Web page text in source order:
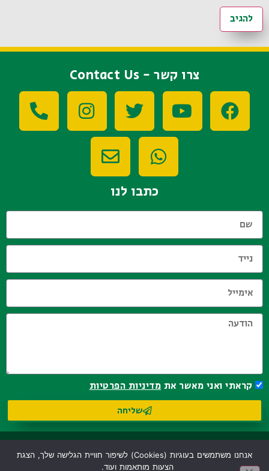
צרו קשר - Contact Us
כתבו לנו
קראתי ואני מאשר את מדיניות הפרטיות
שליחה
אנחנו משתמשים בעוגיות (cookies) לשיפור חוויית הגלישה שלך, הצגת
הצעות מותאמות ועוד.